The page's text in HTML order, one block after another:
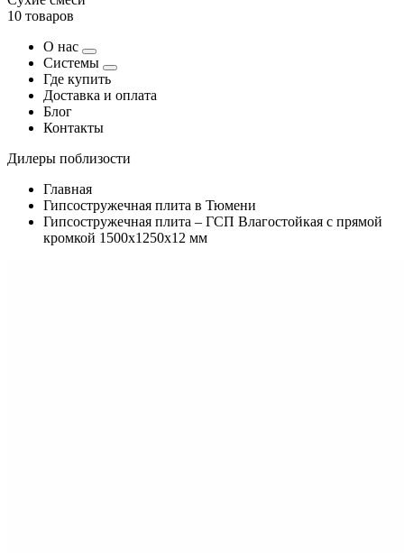
10 товаров
О нас
Системы
Где купить
Доставка и оплата
Блог
Контакты
Дилеры поблизости
Главная
Гипсостружечная плита в Тюмени
Гипсостружечная плита – ГСП Влагостойкая с прямой
кромкой 1500х1250х12 мм